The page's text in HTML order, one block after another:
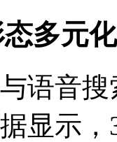
多元
语音
显示，